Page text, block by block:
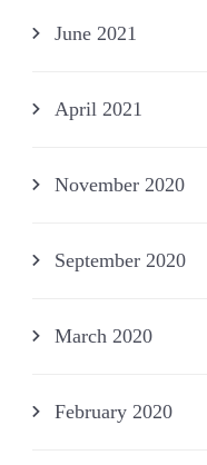
June 2021
April 2021
November 2020
September 2020
March 2020
February 2020